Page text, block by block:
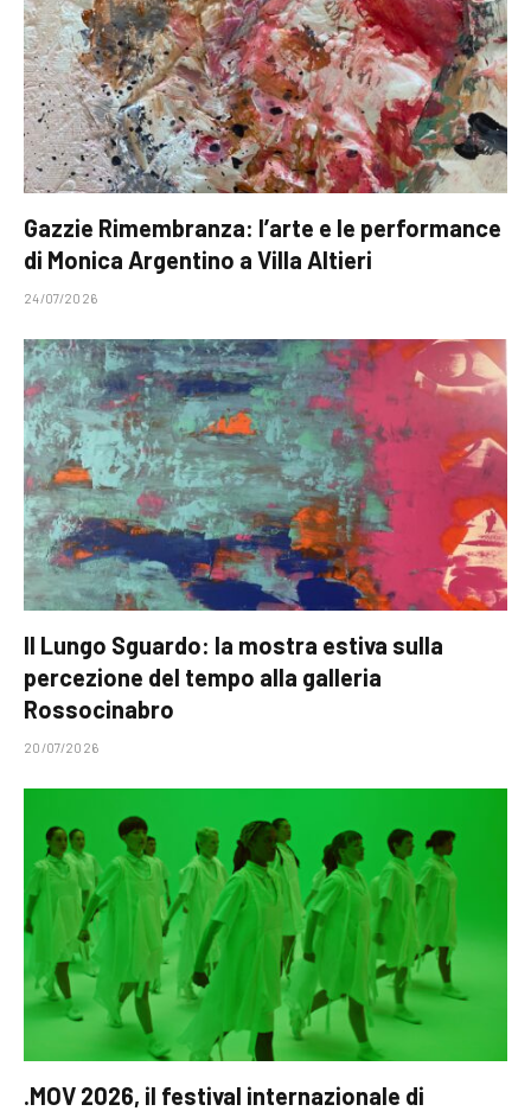
Gazzie Rimembranza: l’arte e le performance
di Monica Argentino a Villa Altieri
24/07/2026
Il Lungo Sguardo: la mostra estiva sulla
percezione del tempo alla galleria
Rossocinabro
20/07/2026
.MOV 2026, il festival internazionale di